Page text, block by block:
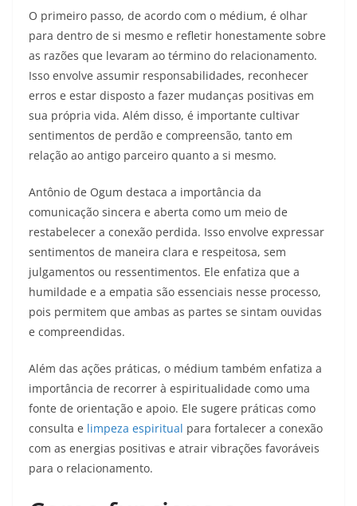
O primeiro passo, de acordo com o médium, é olhar
para dentro de si mesmo e refletir honestamente sobre
as razões que levaram ao término do relacionamento.
Isso envolve assumir responsabilidades, reconhecer
erros e estar disposto a fazer mudanças positivas em
sua própria vida. Além disso, é importante cultivar
sentimentos de perdão e compreensão, tanto em
relação ao antigo parceiro quanto a si mesmo.
Antônio de Ogum destaca a importância da
comunicação sincera e aberta como um meio de
restabelecer a conexão perdida. Isso envolve expressar
sentimentos de maneira clara e respeitosa, sem
julgamentos ou ressentimentos. Ele enfatiza que a
humildade e a empatia são essenciais nesse processo,
pois permitem que ambas as partes se sintam ouvidas
e compreendidas.
Além das ações práticas, o médium também enfatiza a
importância de recorrer à espiritualidade como uma
fonte de orientação e apoio. Ele sugere práticas como
consulta e limpeza espiritual para fortalecer a conexão
com as energias positivas e atrair vibrações favoráveis
para o relacionamento.